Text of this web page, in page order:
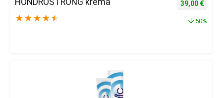
★ ★ ★ ★ ★
Izvorna
39,00 €
50%